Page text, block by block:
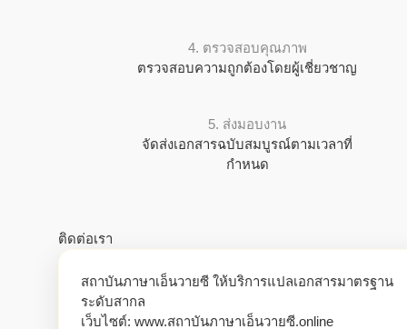
4. ตรวจสอบคุณภาพ
ตรวจสอบความถูกต้องโดยผู้เชี่ยวชาญ
5. ส่งมอบงาน
จัดส่งเอกสารฉบับสมบูรณ์ตามเวลาที่
กำหนด
ติดต่อเรา
สถาบันภาษาเอ็นวายซี ให้บริการแปลเอกสารมาตรฐาน
ระดับสากล
เว็บไซต์: www.สถาบันภาษาเอ็นวายซี.online